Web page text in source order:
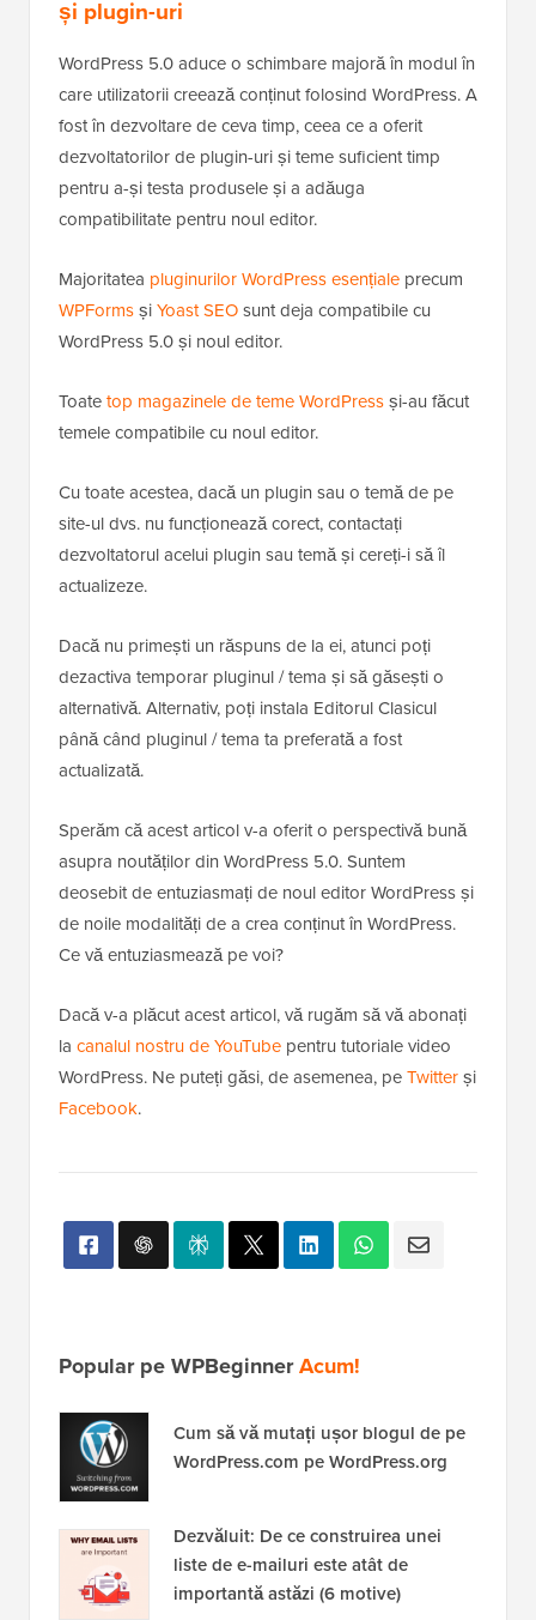
și plugin-uri
WordPress 5.0 aduce o schimbare majoră în modul în
care utilizatorii creează conținut folosind WordPress. A
fost în dezvoltare de ceva timp, ceea ce a oferit
dezvoltatorilor de plugin-uri și teme suficient timp
pentru a-și testa produsele și a adăuga
compatibilitate pentru noul editor.
Majoritatea pluginurilor WordPress esențiale precum
WPFormsșiYoast SEOsunt deja compatibile cu
WordPress 5.0 și noul editor.
Toatetop magazinele de teme WordPressși-au făcut
temele compatibile cu noul editor.
Cu toate acestea, dacă un plugin sau o temă de pe
site-ul dvs. nu funcționează corect, contactați
dezvoltatorul acelui plugin sau temă și cereți-i să îl
actualizeze.
Dacă nu primești un răspuns de la ei, atunci poți
dezactiva temporar pluginul / tema și să găsești o
alternativă. Alternativ, poți instala Editorul Clasicul
până când pluginul / tema ta preferată a fost
actualizată.
Sperăm că acest articol v-a oferit o perspectivă bună
asupra noutăților din WordPress 5.0. Suntem
deosebit de entuziasmați de noul editor WordPress și
de noile modalități de a crea conținut în WordPress.
Ce vă entuziasmează pe voi?
Dacă v-a plăcut acest articol, vă rugăm să vă abonați
la canalul nostru de YouTube pentru tutoriale video
WordPress. Ne puteți găsi, de asemenea, peTwitterși
Facebook.
Popular pe WPBeginnerAcum!
Cum să vă mutați ușor blogul de pe
WordPress.com pe WordPress.org
Dezvăluit: De ce construirea unei
liste de e-mailuri este atât de
importantă astăzi (6 motive)